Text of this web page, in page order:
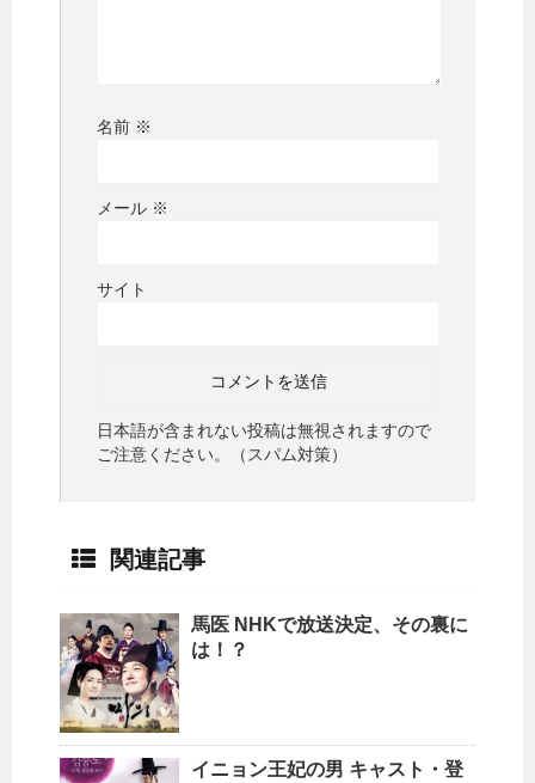
名前 ※
メール ※
サイト
日本語が含まれない投稿は無視されますので
ご注意ください。（スパム対策）
関連記事
馬医 NHKで放送決定、その裏に
は！？
イニョン王妃の男 キャスト・登